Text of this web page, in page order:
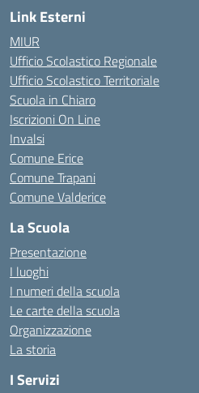
Link Esterni
MIUR
Ufficio Scolastico Regionale
Ufficio Scolastico Territoriale
Scuola in Chiaro
Iscrizioni On Line
Invalsi
Comune Erice
Comune Trapani
Comune Valderice
La Scuola
Presentazione
I luoghi
I numeri della scuola
Le carte della scuola
Organizzazione
La storia
I Servizi